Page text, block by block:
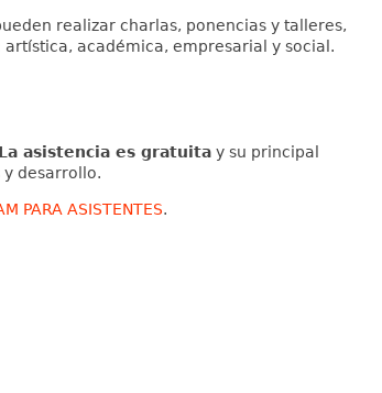
realizar charlas, ponencias y talleres,
académica, empresarial y social.
La asistencia es gratuitay su principal
desarrollo.
PARA ASISTENTES.